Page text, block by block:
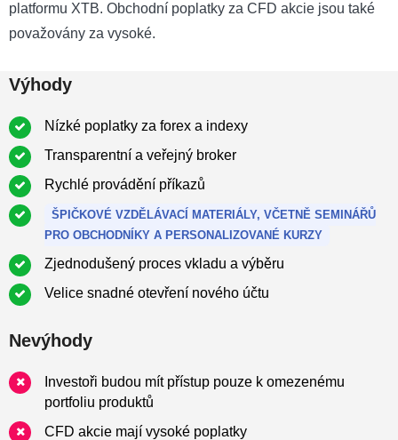
platformu XTB. Obchodní poplatky za CFD akcie jsou také
považovány za vysoké.
Výhody
Nízké poplatky za forex a indexy
Transparentní a veřejný broker
Rychlé provádění příkazů
ŠPIČKOVÉ VZDĚLÁVACÍ MATERIÁLY, VČETNĚ SEMINÁŘŮ
PRO OBCHODNÍKY A PERSONALIZOVANÉ KURZY
Zjednodušený proces vkladu a výběru
Velice snadné otevření nového účtu
Nevýhody
Investoři budou mít přístup pouze k omezenému
portfoliu produktů
CFD akcie mají vysoké poplatky